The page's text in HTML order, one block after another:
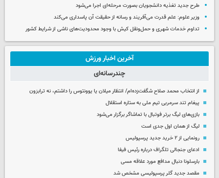
طرح جدید تغذیه دانشجویان بصورت مرحله‌ای اجرا می‌شود
وزیر علوم: علم قدرت می‌آفریند و رسانه از حقیقت آن پاسداری می‌کند
تداوم خدمات شهری و حمل‌ونقل کیش با وجود محدودیت‌های ناشی از شرایط کشور
آخرین اخبار ورزش
چندرسانه‌ای
از انتخاب محمد صلاح شگفت‌زده‌ام/ انتظار میلان یا یوونتوس را داشتم، نه ترابزون
پیغام تند سرمربی تیم ملی به ستاره استقلال
بازی‌های لیگ برتر فوتبال با تماشاگر برگزار می‌شود
لیگ از همان اول جدی است
رونمایی از ۲ خرید جدید پرسپولیس
ادعای جنجالی تلگراف درباره رئیس فیفا
بارسلونا دنبال مدافع مورد علاقه مسی
مقصد جدید گلر پرسپولیسی مشخص شد